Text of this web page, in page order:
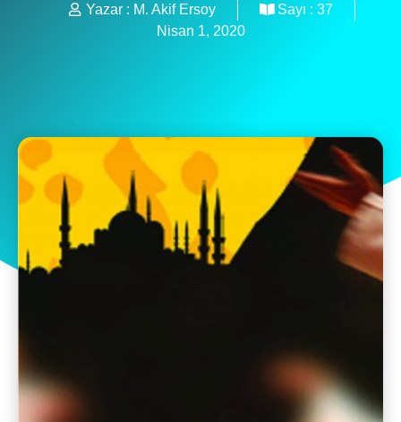
Yazar : M. Akif Ersoy Sayı : 37
Nisan 1, 2020